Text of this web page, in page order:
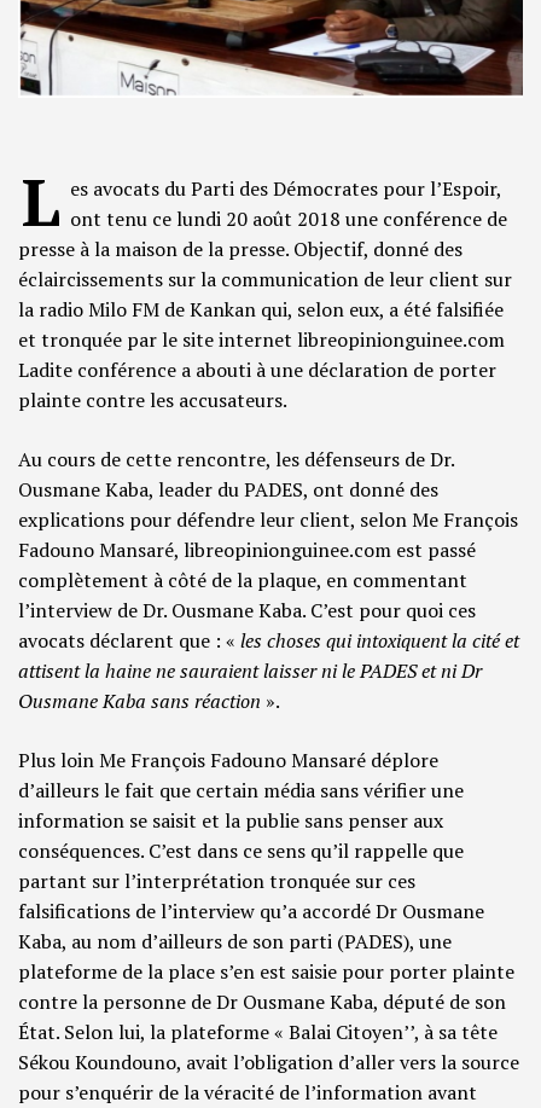
L es avocats du Parti des Démocrates pour l’Espoir,
ont tenu ce lundi 20 août 2018 une conférence de
presse à la maison de la presse. Objectif, donné des
éclaircissements sur la communication de leur client sur
la radio Milo FM de Kankan qui, selon eux, a été falsifiée
et tronquée par le site internet libreopinionguinee.com
Ladite conférence a abouti à une déclaration de porter
plainte contre les accusateurs.
Au cours de cette rencontre, les défenseurs de Dr.
Ousmane Kaba, leader du PADES, ont donné des
explications pour défendre leur client, selon Me François
Fadouno Mansaré, libreopinionguinee.com est passé
complètement à côté de la plaque, en commentant
l’interview de Dr. Ousmane Kaba. C’est pour quoi ces
avocats déclarent que : « les choses qui intoxiquent la cité et
attisent la haine ne sauraient laisser ni le PADES et ni Dr
Ousmane Kaba sans réaction ».
Plus loin Me François Fadouno Mansaré déplore
d’ailleurs le fait que certain média sans vérifier une
information se saisit et la publie sans penser aux
conséquences. C’est dans ce sens qu’il rappelle que
partant sur l’interprétation tronquée sur ces
falsifications de l’interview qu’a accordé Dr Ousmane
Kaba, au nom d’ailleurs de son parti (PADES), une
plateforme de la place s’en est saisie pour porter plainte
contre la personne de Dr Ousmane Kaba, député de son
État. Selon lui, la plateforme « Balai Citoyen’’, à sa tête
Sékou Koundouno, avait l’obligation d’aller vers la source
pour s’enquérir de la véracité de l’information avant